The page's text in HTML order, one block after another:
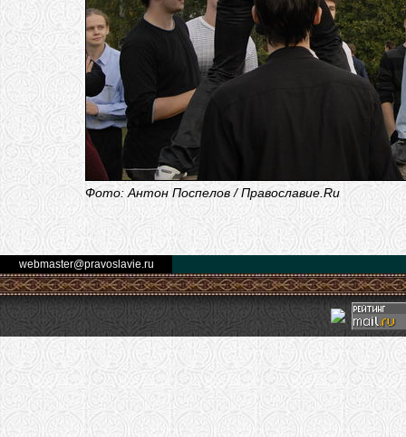
Фото: Антон Поспелов / Православие.Ru
webmaster@pravoslavie.ru